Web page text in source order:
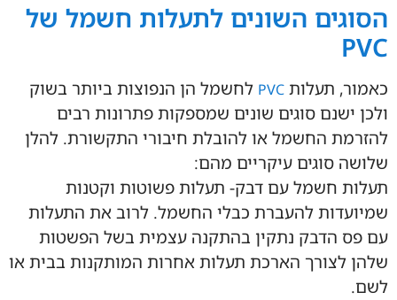
הסוגים השונים לתעלות חשמל של
PVC
כאמור, תעלות PVC לחשמל הן הנפוצות ביותר בשוק
ולכן ישנם סוגים שונים שמספקות פתרונות רבים
להזרמת החשמל או להובלת חיבורי התקשורת. להלן
שלושה סוגים עיקריים מהם:
תעלות חשמל עם דבק- תעלות פשוטות וקטנות
שמיועדות להעברת כבלי החשמל. לרוב את התעלות
עם פס הדבק נתקין בהתקנה עצמית בשל הפשטות
שלהן לצורך הארכת תעלות אחרות המותקנות בבית או
לשם.